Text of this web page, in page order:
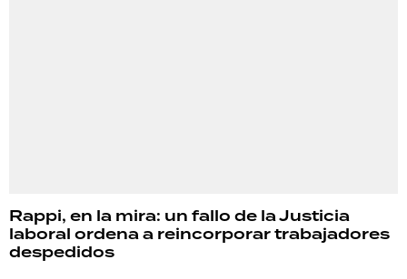
Rappi, en la mira: un fallo de la Justicia
laboral ordena a reincorporar trabajadores
despedidos